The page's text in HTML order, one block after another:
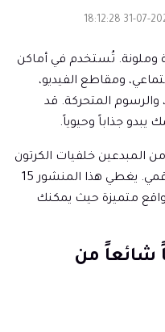
وملونة. تُستخدم في أماكن
ومقاطع الفيديو،
والرسوم المتحركة. قد
جذاباً وحيوياً.
المبدعين خلفيات الكرتون
لسرد القصص والتسويق والفن الرقمي. يغطي هذا المنشور 15
شائعاً لخلفيات الكرتون و5 مواقع متميزة حيث يمكنك
من 15 نوعاً شائعاً من